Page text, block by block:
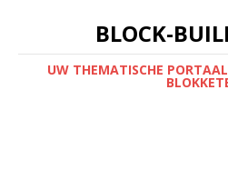
BLOCK-
UW THEMATISCHE